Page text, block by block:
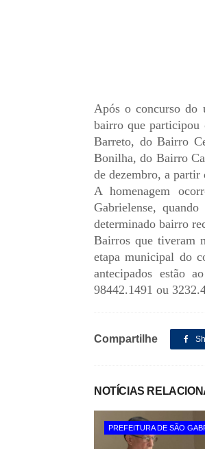
Após o concurso do
bairro que participou
Barreto, do Bairro
Bonilha, do Bairro
de dezembro, a partir
A homenagem
Gabrielense,
determinado bairro
Bairros que tiveram
etapa municipal do
antecipados estão
98442.1491 ou
Compartilhe
NOTÍCIAS
PREFEITURA DE SÃO